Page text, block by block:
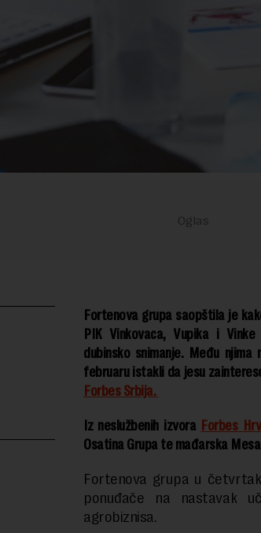
Fortenova grupa saopštila je
PIK Vinkovaca, Vupika i
dubinsko snimanje. Među
februaru istakli da jesu
Forbes Srbija.
Iz neslužbenih izvora Forbes
Osatina Grupa te mađarska
Fortenova grupa u
ponuđače na nastavak
agrobiznisa.